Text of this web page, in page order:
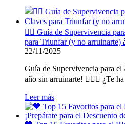
🕵️‍♂️ Guía de Supervivencia
para Triunfar (y no arruinarte)
22/11/2025
Guía de Supervivencia para
año sin arruinarte! 🕵️‍♂️🎁 ¿Te
Leer más